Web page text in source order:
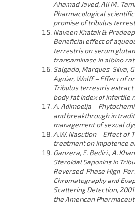
Ahamad Javed, Ali M.,
Pharmacological
promise of tribulus
Naveen Khatak &
Beneficial effect of
terrestris on serum
transaminase in albino rat
Salgado, Marques-Silva,
Aguiar, Wolff – Effect of
Tribulus terrestris extract
body fat index of infertile
A. Adimoelja –
and breakthrough in
management of sexual
A.W. Nasution – Effect of
treatment on impotence
Ganzera, E. Bediri., A.
Steroidal Saponins in
Reversed-Phase High-
Chromatography and
Scattering Detection,
the American